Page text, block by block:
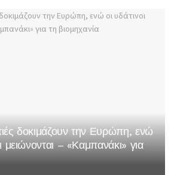
δοκιμάζουν την Ευρώπη, ενώ
μειώνονται – «Καμπανάκι» για